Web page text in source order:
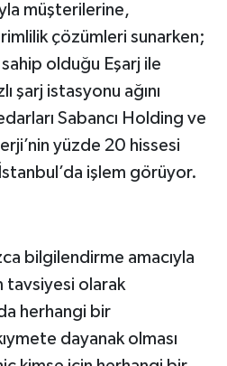
müşterilerine,
çözümleri sunarken;
olduğu Eşarj ile
şarj istasyonu ağını
Sabancı Holding ve
yüzde 20 hissesi
işlem görüyor.
bilgilendirme amacıyla
tavsiyesi olarak
herhangi bir
dayanak olması